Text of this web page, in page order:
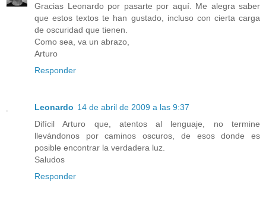
Gracias Leonardo por pasarte por aquí. Me alegra saber
que estos textos te han gustado, incluso con cierta carga
de oscuridad que tienen.
Como sea, va un abrazo,
Arturo
Responder
Leonardo 14 de abril de 2009 a las 9:37
Difícil Arturo que, atentos al lenguaje, no termine
llevándonos por caminos oscuros, de esos donde es
posible encontrar la verdadera luz.
Saludos
Responder